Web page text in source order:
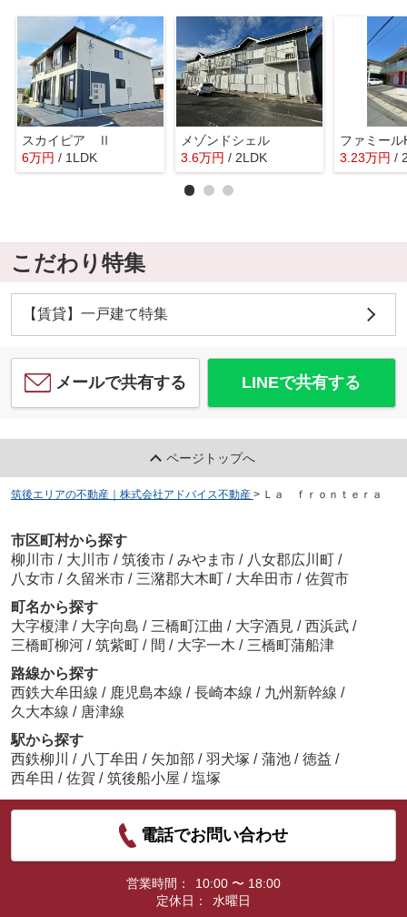
スカイピア Ⅱ
6万円 / 1LDK
メゾンドシェル
3.6万円 / 2LDK
ファミール
3.23万円 /
こだわり特集
【賃貸】一戸建て特集
メールで共有する LINEで共有する
ページトップへ
筑後エリアの不動産｜株式会社アドバイス不動産 > Ｌａ ｆｒｏｎｔｅｒａ
市区町村から探す
柳川市 / 大川市 / 筑後市 / みやま市 / 八女郡広川町 /
八女市 / 久留米市 / 三潴郡大木町 / 大牟田市 / 佐賀市
町名から探す
大字榎津 / 大字向島 / 三橋町江曲 / 大字酒見 / 西浜武 /
三橋町柳河 / 筑紫町 / 間 / 大字一木 / 三橋町蒲船津
路線から探す
西鉄大牟田線 / 鹿児島本線 / 長崎本線 / 九州新幹線 /
久大本線 / 唐津線
駅から探す
西鉄柳川
/ 八丁牟田 / 矢加部 / 羽犬塚 / 蒲池 / 徳益 /
西牟田 / 佐賀 / 筑後船小屋 / 塩塚
電話でお問い合わせ
営業時間：
10:00 〜 18:00
定休日：
水曜日